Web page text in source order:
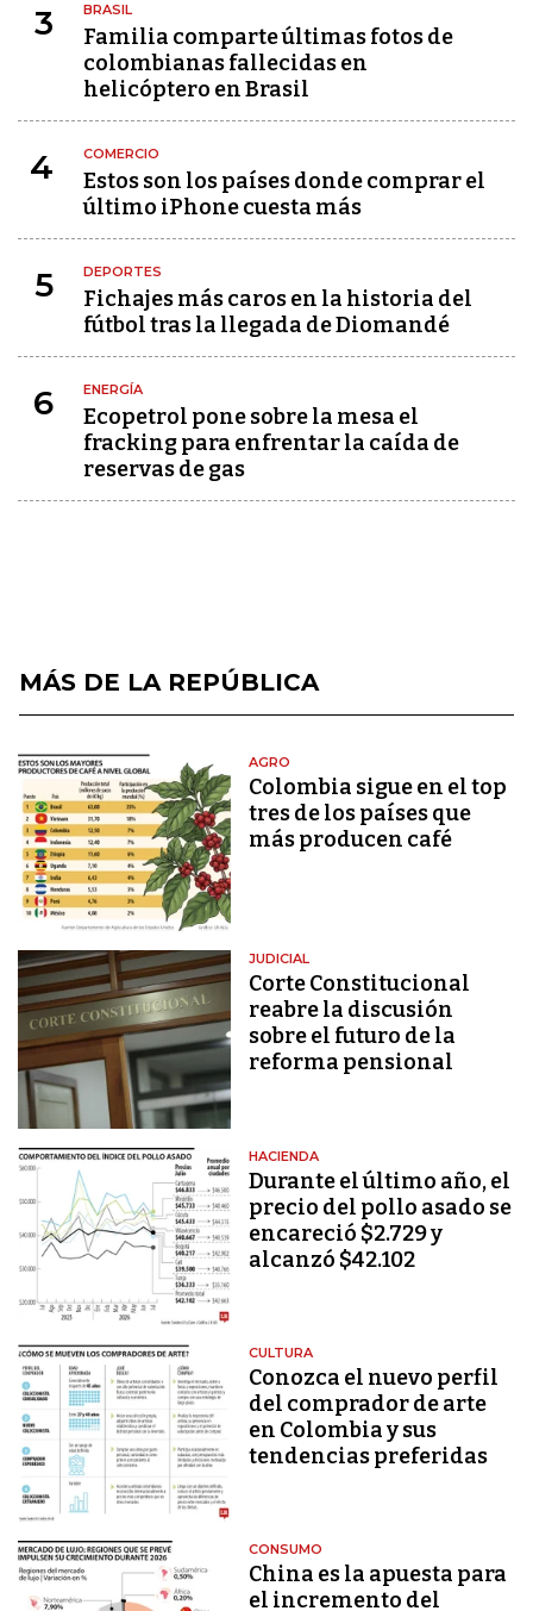
3 BRASIL
Familia comparte últimas fotos de
colombianas fallecidas en
helicóptero en Brasil
4 COMERCIO
Estos son los países donde comprar el
último iPhone cuesta más
5 DEPORTES
Fichajes más caros en la historia del
fútbol tras la llegada de Diomandé
6 ENERGÍA
Ecopetrol pone sobre la mesa el
fracking para enfrentar la caída de
reservas de gas
MÁS DE LA REPÚBLICA
AGRO
Colombia sigue en el top
tres de los países que
más producen café
JUDICIAL
Corte Constitucional
reabre la discusión
sobre el futuro de la
reforma pensional
HACIENDA
Durante el último año, el
precio del pollo asado se
encareció $2.729 y
alcanzó $42.102
CULTURA
Conozca el nuevo perfil
del comprador de arte
en Colombia y sus
tendencias preferidas
CONSUMO
China es la apuesta para
el incremento del